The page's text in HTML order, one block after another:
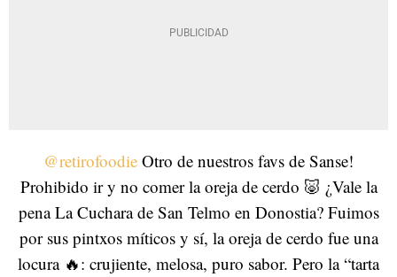
@retirofoodie Otro de nuestros favs de Sanse!
Prohibido ir y no comer la oreja de cerdo 🐷 ¿Vale la
pena La Cuchara de San Telmo en Donostia? Fuimos
por sus pintxos míticos y sí, la oreja de cerdo fue una
locura 🔥: crujiente, melosa, puro sabor. Pero la “tarta